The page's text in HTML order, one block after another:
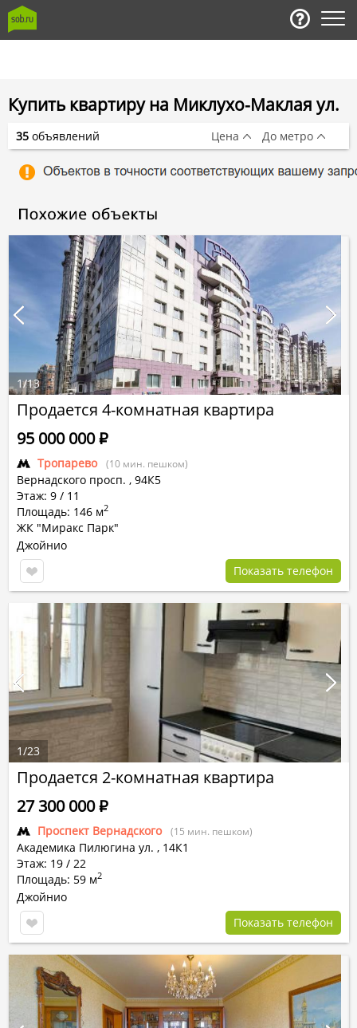
Купить квартиру на Миклухо-Маклая ул.
Продается 4-комнатная квартира
Тропарево (10 мин. пешком)
Вернадского просп. , 94К5
Этаж: 9 / 11
Площадь: 146 м2
ЖК "Миракс Парк"
95 000 000Р
Джойнио
Показать телефон
1/13
Продается 2-комнатная квартира
Проспект Вернадского (15 мин. пешком)
Академика Пилюгина ул. , 14К1
Этаж: 19 / 22
Площадь: 59 м2
27 300 000Р
Джойнио
Показать телефон
1/23
35 объявлений Цена До метро